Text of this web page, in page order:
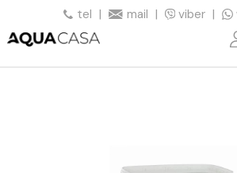
tel | mail | viber